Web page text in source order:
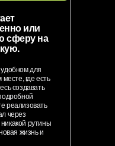
или
сферу на
для
где есть
создавать
реализовать
через
рутины
жизнь и